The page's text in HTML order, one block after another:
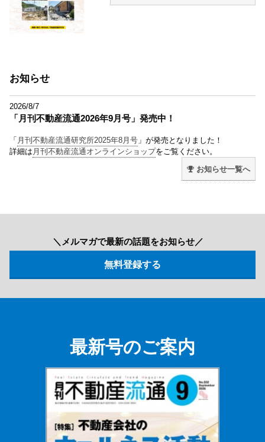
お知らせ
2026/8/7
「月刊不動産流通2026年9月号」発売中！
「 月刊不動産流通研究所2025年8月号 」が発売となりました！
詳細は 月刊不動産流通オンラインショップをご覧ください。
お知らせ一覧へ
＼メルマガで最新の話題をお知らせ／
最新号のご案内